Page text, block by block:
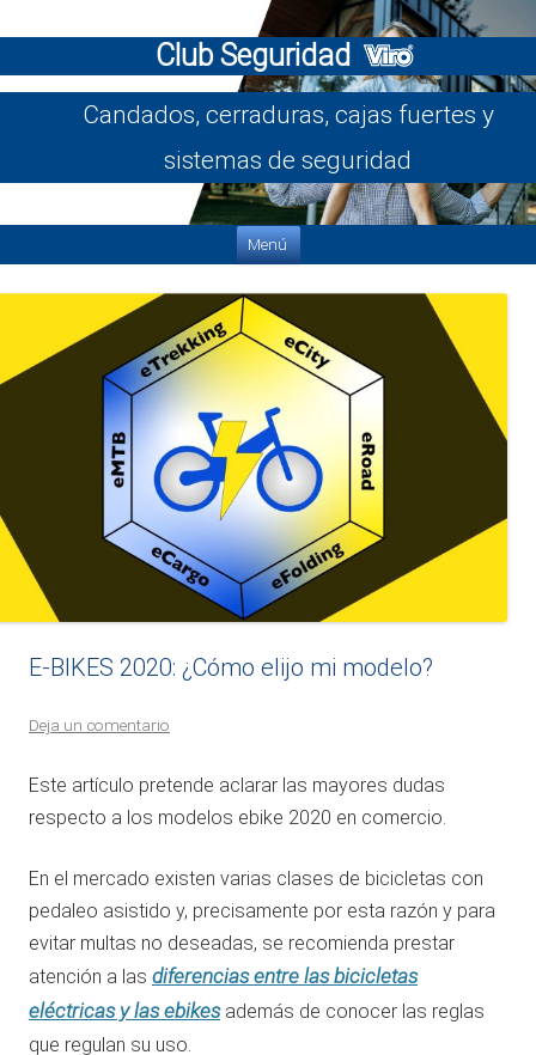
Club Seguridad
Candados, cerraduras, cajas fuertes y
sistemas de seguridad
Menú
E-BIKES 2020: ¿Cómo elijo mi modelo?
Deja un comentario
Este artículo pretende aclarar las mayores dudas
respecto a los modelos ebike 2020 en comercio.
En el mercado existen varias clases de bicicletas con
pedaleo asistido y, precisamente por esta razón y para
evitar multas no deseadas, se recomienda prestar
atención a las diferencias entre las bicicletas
eléctricas y las ebikesademás de conocer las reglas
que regulan su uso.